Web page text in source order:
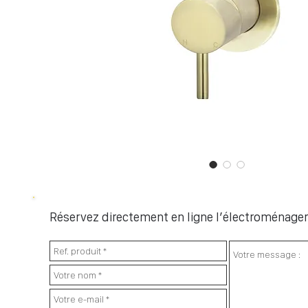
Réservez directement en ligne